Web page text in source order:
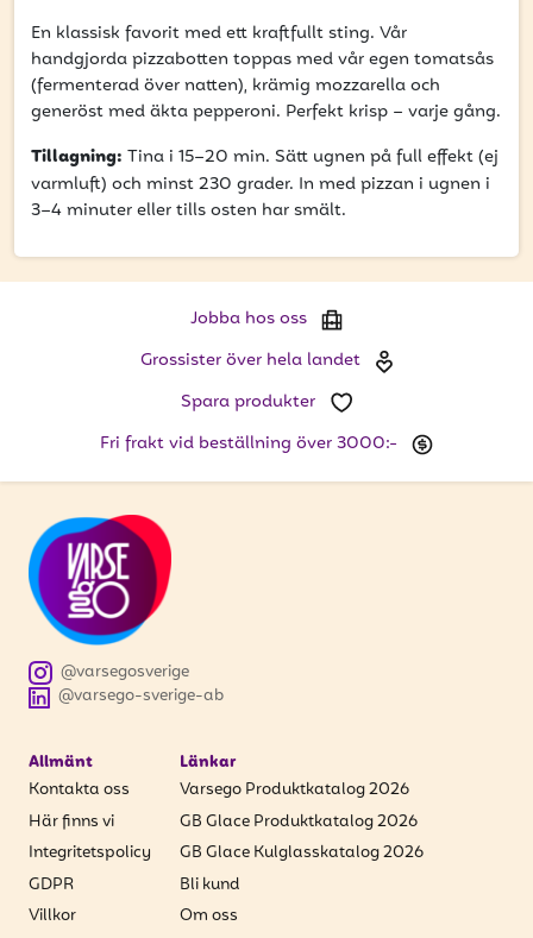
PRENUMERERA
En klassisk favorit med ett kraftfullt sting. Vår
handgjorda pizzabotten toppas med vår egen tomatsås
(fermenterad över natten), krämig mozzarella och
generöst med äkta pepperoni. Perfekt krisp – varje gång.
Tillagning: Tina i 15–20 min. Sätt ugnen på full effekt (ej
varmluft) och minst 230 grader. In med pizzan i ugnen i
3–4 minuter eller tills osten har smält.
Jobba hos oss
Grossister över hela landet
Spara produkter
Fri frakt vid beställning över 3000:-
@varsego-sverige-ab
@varsegosverige
Allmänt
Kontakta oss
Här finns vi
Integritetspolicy
GDPR
Villkor
Länkar
Varsego Produktkatalog 2026
GB Glace Produktkatalog 2026
GB Glace Kulglasskatalog 2026
Bli kund
Om oss